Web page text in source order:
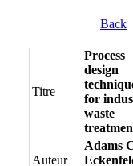
Back
Titre
Process
design
for
waste
Auteur
Adams